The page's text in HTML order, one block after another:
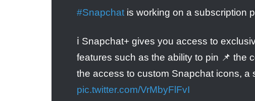
#Snapchat is working on a subscription
ℹ️ Snapchat+ gives you access to
features such as the ability to pin 📌 the
the access to custom Snapchat icons,
pic.twitter.com/VrMbyFlFvI